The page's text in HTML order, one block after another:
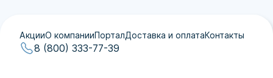
АкцииО компанииПорталДоставка и оплатаКонтакты
8 (800) 333-77-39